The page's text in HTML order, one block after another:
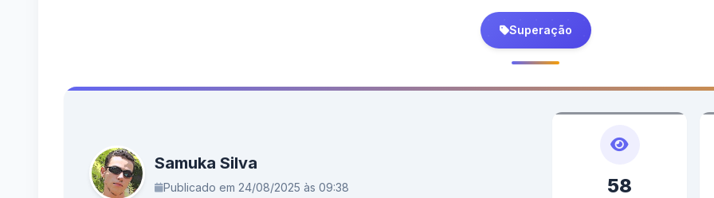
Superação
Samuka Silva
Publicado em 24/08/2025 às 09:38 58